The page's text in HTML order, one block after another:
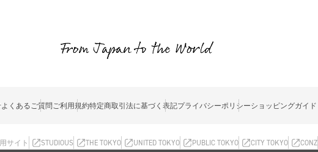
よくあるご質問ご利用規約特定商取引法に基づく表記プライバシーポリシーショッピングガイド
サイト STUDIOUS THE TOKYO UNITED TOKYO PUBLIC TOKYO CITY TOKYO CONZ